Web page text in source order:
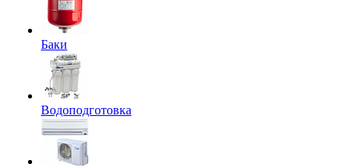
Баки
Водоподготовка